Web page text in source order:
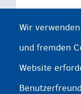
Wir
und fremden
Website